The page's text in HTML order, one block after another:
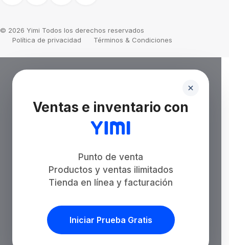
© 2026 Yimi Todos los derechos reservados
Política de privacidad
Términos & Condiciones
Ventas e inventario con
Punto de venta
Productos y ventas ilimitados
Tienda en línea y facturación
Iniciar Prueba Gratis